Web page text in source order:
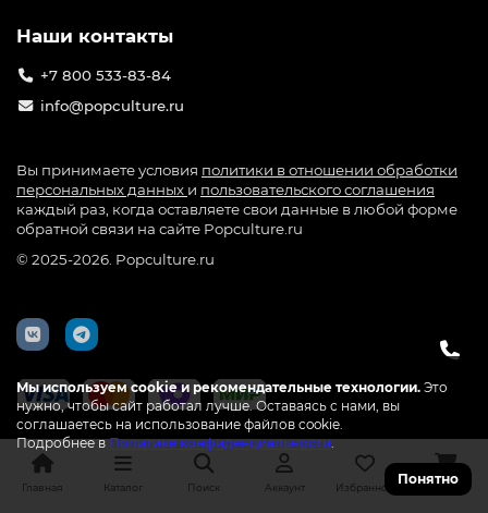
Мы используем cookie и рекомендательные технологии. Это
нужно, чтобы сайт работал лучше. Оставаясь с нами, вы
соглашаетесь на использование файлов cookie.
Подробнее вПолитике конфиденциальности.
Понятно
Наши контакты
+7 800 533-83-84
info@popculture.ru
Вы принимаете условия политики в отношении обработки
персональных данных и пользовательского соглашения
каждый раз, когда оставляете свои данные в любой форме
обратной связи на сайте Popculture.ru
© 2025-2026. Popculture.ru
Главная Каталог Поиск Аккаунт Избранное Корзина